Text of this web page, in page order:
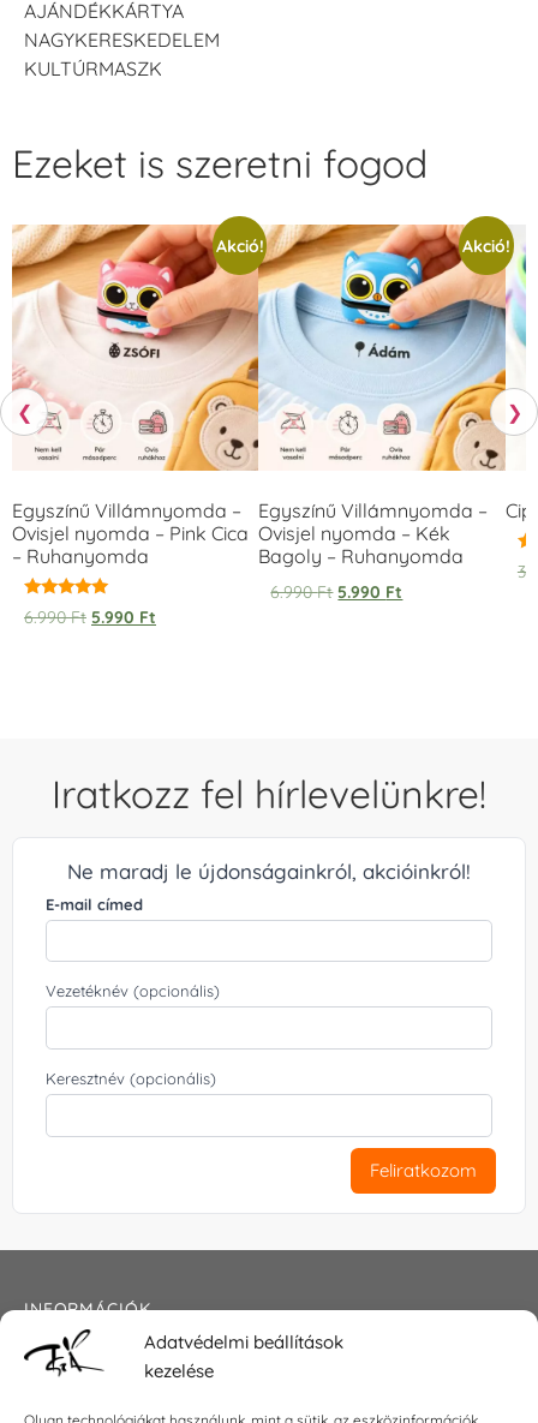
Adatvédelmi beállítások
kezelése
AJÁNDÉKKÁRTYA
NAGYKERESKEDELEM
KULTÚRMASZK
❮
Ezeket is szeretni fogod
Akció!
Egyszínű Villámnyomda –
Ovisjel nyomda – Pink Cica
– Ruhanyomda
Értékelés:
5.00
6.990Ft 5.990 Ft
Akció!
Egyszínű Villámnyomda –
Ovisjel nyomda – Kék
Bagoly – Ruhanyomda
6.990Ft 5.990 Ft
❯
Iratkozz fel hírlevelünkre!
Ne maradj le újdonságainkról, akcióinkról!
E-mail címed
Vezetéknév (opcionális)
Keresztnév (opcionális)
Feliratkozom
INFORMÁCIÓK
Általános szerződési feltételek
Impresszum